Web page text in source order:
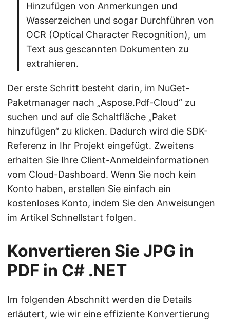
Hinzufügen von Anmerkungen und
Wasserzeichen und sogar Durchführen von
OCR (Optical Character Recognition), um
Text aus gescannten Dokumenten zu
extrahieren.
Der erste Schritt besteht darin, im NuGet-
Paketmanager nach „Aspose.Pdf-Cloud“ zu
suchen und auf die Schaltfläche „Paket
hinzufügen“ zu klicken. Dadurch wird die SDK-
Referenz in Ihr Projekt eingefügt. Zweitens
erhalten Sie Ihre Client-Anmeldeinformationen
vom Cloud-Dashboard. Wenn Sie noch kein
Konto haben, erstellen Sie einfach ein
kostenloses Konto, indem Sie den Anweisungen
im Artikel Schnellstart folgen.
Konvertieren Sie JPG in
PDF in C# .NET
Im folgenden Abschnitt werden die Details
erläutert, wie wir eine effiziente Konvertierung